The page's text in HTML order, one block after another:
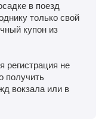
в поезд
только свой
купон из
регистрация не
получить
вокзала или в